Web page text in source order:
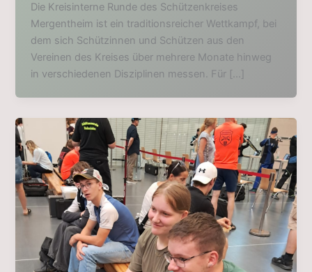
Die Kreisinterne Runde des Schützenkreises
Mergentheim ist ein traditionsreicher Wettkampf, bei
dem sich Schützinnen und Schützen aus den
Vereinen des Kreises über mehrere Monate hinweg
in verschiedenen Disziplinen messen. Für […]